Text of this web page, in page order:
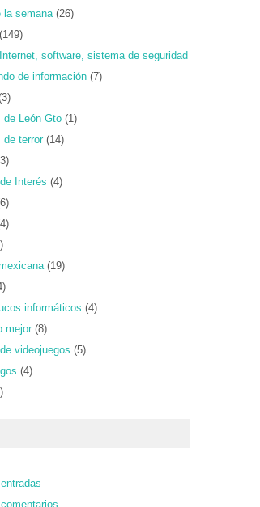
la semana(26)
(149)
software, sistema de seguridad
de información (7)
de León Gto (1)
de terror (14)
Interés (4)
(19)
informáticos (4)
mejor (8)
videojuegos (5)
(4)